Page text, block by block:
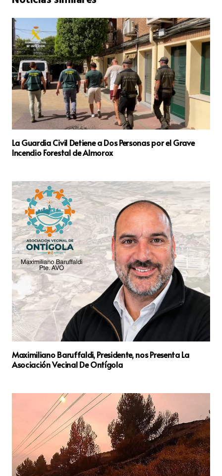
La Guardia Civil Detiene a Dos Personas por el Grave
Incendio Forestal de Almorox
Maximiliano Baruffaldi, Presidente, nos Presenta La
Asociación Vecinal De Ontígola